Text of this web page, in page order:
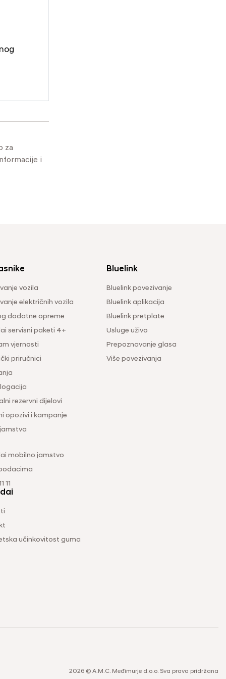
za
i
vozila
električnih vozila
dodatne opreme
servisni paketi 4+
vjernosti
priručnici
rezervni dijelovi
opozivi i kampanje
mobilno jamstvo
11
Bluelink
Bluelink povezivanje
Bluelink aplikacija
Bluelink pretplate
Usluge uživo
Prepoznavanje glasa
Više povezivanja
učinkovitost guma
2026 © A.M.C. Međimurje d.o.o. Sva prava pridržana